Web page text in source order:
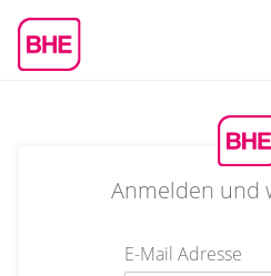
Anmelden und
E-Mail Adresse